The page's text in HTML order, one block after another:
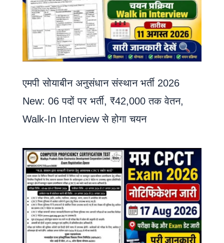
एमपी सोयाबीन अनुसंधान संस्थान भर्ती 2026
New: 06 पदों पर भर्ती, ₹42,000 तक वेतन,
Walk-In Interview से होगा चयन